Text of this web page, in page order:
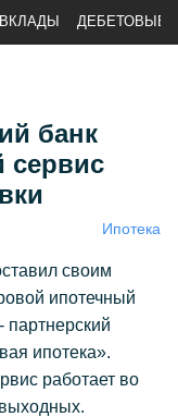
ВКЛАДЫ ДЕБЕТОВЫЕ
банк
сервис
Ипотека
своим
ипотечный
партнерский
ипотека».
работает во
выходных.